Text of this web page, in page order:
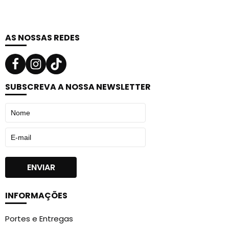
AS NOSSAS REDES
SUBSCREVA A NOSSA NEWSLETTER
INFORMAÇÕES
Portes e Entregas